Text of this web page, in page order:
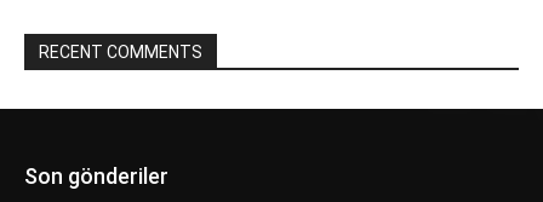
RECENT COMMENTS
Son gönderiler